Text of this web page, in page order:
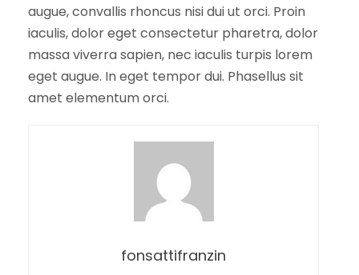
augue, convallis rhoncus nisi dui ut orci. Proin
iaculis, dolor eget consectetur pharetra, dolor
massa viverra sapien, nec iaculis turpis lorem
eget augue. In eget tempor dui. Phasellus sit
amet elementum orci.
fonsattifranzin